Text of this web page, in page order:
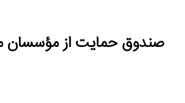
صندوق حمایت از مؤسسان